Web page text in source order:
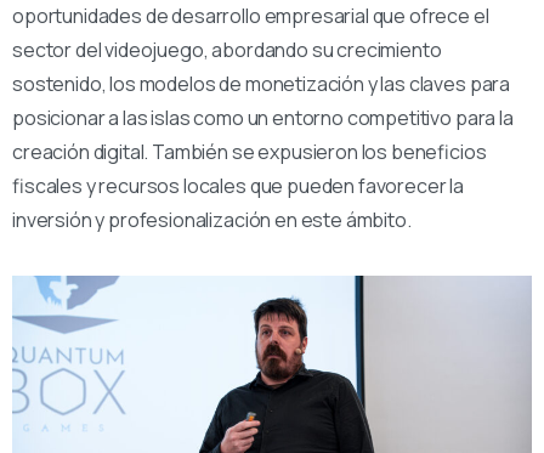
oportunidades de desarrollo empresarial que ofrece el
sector del videojuego, abordando su crecimiento
sostenido, los modelos de monetización y las claves para
posicionar a las islas como un entorno competitivo para la
creación digital. También se expusieron los beneficios
fiscales y recursos locales que pueden favorecer la
inversión y profesionalización en este ámbito.